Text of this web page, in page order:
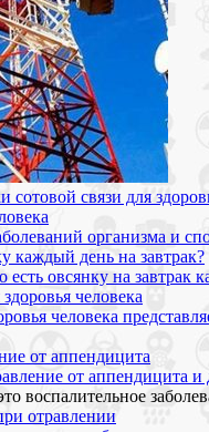
связи для
организма и
есть овсянку на завтрак
человека
от аппендицита и
воспалительное